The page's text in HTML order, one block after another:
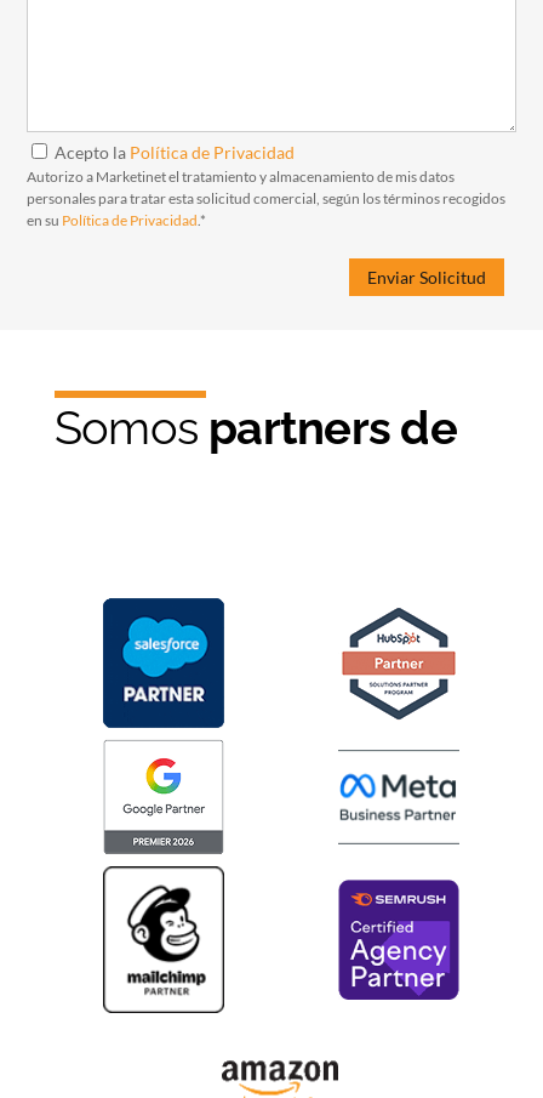
Acepto la Política de Privacidad
Autorizo a Marketinet el tratamiento y almacenamiento de mis datos
personales para tratar esta solicitud comercial, según los términos recogidos
en su Política de Privacidad.*
Somos partners de